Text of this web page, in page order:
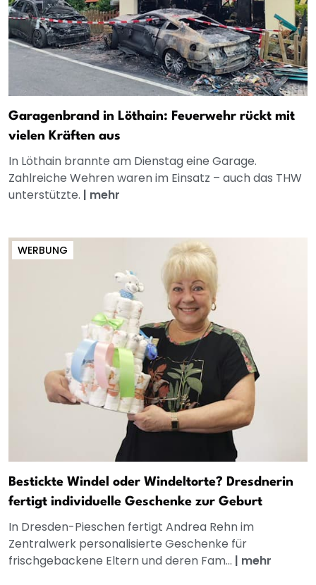
Garagenbrand in Löthain: Feuerwehr rückt mit
vielen Kräften aus
In Löthain brannte am Dienstag eine Garage.
Zahlreiche Wehren waren im Einsatz – auch das THW
unterstützte. | mehr
WERBUNG
Bestickte Windel oder Windeltorte? Dresdnerin
fertigt individuelle Geschenke zur Geburt
In Dresden-Pieschen fertigt Andrea Rehn im
Zentralwerk personalisierte Geschenke für
frischgebackene Eltern und deren Fam... | mehr